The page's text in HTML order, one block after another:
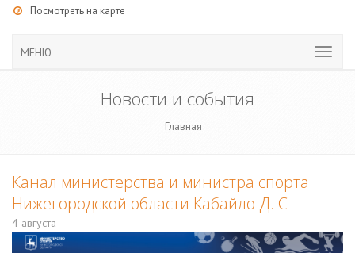
Посмотреть на карте
МЕНЮ
Новости и события
Главная
Канал министерства и министра спорта
Нижегородской области Кабайло Д. С
4 августа